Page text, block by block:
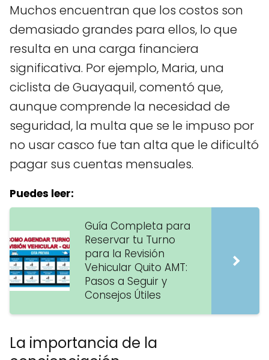
Muchos encuentran que los costos son
demasiado grandes para ellos, lo que
resulta en una carga financiera
significativa. Por ejemplo, Maria, una
ciclista de Guayaquil, comentó que,
aunque comprende la necesidad de
seguridad, la multa que se le impuso por
no usar casco fue tan alta que le dificultó
pagar sus cuentas mensuales.
Puedes leer:
Guía Completa para
Reservar tu Turno
para la Revisión
Vehicular Quito AMT:
Pasos a Seguir y
Consejos Útiles
La importancia de la